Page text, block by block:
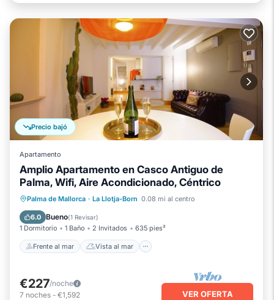
Precio bajó
Apartamento
Amplio Apartamento en Casco Antiguo de
Palma, Wifi, Aire Acondicionado, Céntrico
Palma de Mallorca · La Llotja-Born 0.08 mi al centro
6.0 Bueno(1 Revisar)
1 Dormitorio 1 Baño 2 Invitados 635 pies²
Frente al mar Vista al mar
Frente al mar
Vista al mar
Balcón/Terraza
€227/noche
7 noches - €1,592 VER OFERTA